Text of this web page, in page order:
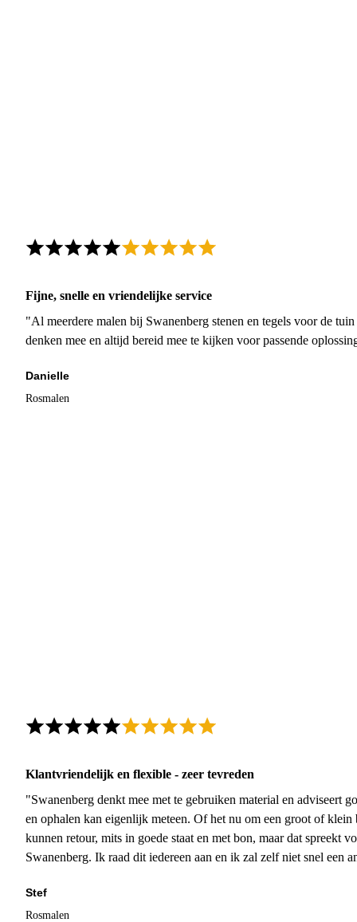
Fijne, snelle en vriendelijke service
"Al meerdere malen bij Swanenberg stenen en tegels voor de
denken mee en altijd bereid mee te kijken voor passende
Danielle
Rosmalen
Klantvriendelijk en flexible - zeer tevreden
"Swanenberg denkt mee met te gebruiken material en adviseert
en ophalen kan eigenlijk meteen. Of het nu om een groot of
kunnen retour, mits in goede staat en met bon, maar dat spreekt
Swanenberg. Ik raad dit iedereen aan en ik zal zelf niet snel een
Stef
Rosmalen